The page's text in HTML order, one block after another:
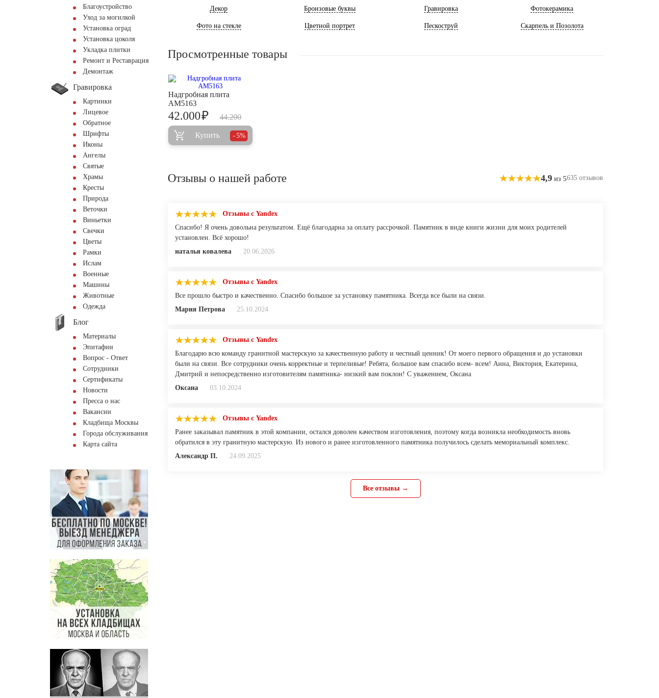
Благоустройство
Уход за могилкой
Установка оград
Установка цоколя
Укладка плитки
Ремонт и Реставрация
Демонтаж
Гравировка
Картинки
Лицевое
Обратное
Шрифты
Иконы
Ангелы
Святые
Храмы
Кресты
Природа
Веточки
Виньетки
Свечки
Цветы
Рамки
Ислам
Военные
Машины
Животные
Одежда
Блог
Материалы
Эпитафии
Вопрос - Ответ
Сотрудники
Сертификаты
Новости
Пресса о нас
Вакансии
Кладбища Москвы
Города обслуживания
Карта сайта
Декор Бронзовые буквы Гравировка Фотокерамика
Фото на стекле Цветной портрет Пескоструй Скарпель и Позолота
Просмотренные товары
Надгробная плита
AM5163
44.200
42.000₽
Купить 5%
Отзывы о нашей работе 4,9 из 5635 отзывов
Отзывы с Yandex
Спасибо! Я очень довольна результатом. Ещё благодарна за оплату рассрочкой. Памятник в виде книги жизни для моих родителей
установлен. Всё хорошо!
наталья ковалева
20.06.2026
Отзывы с Yandex
Все прошло быстро и качественно. Спасибо большое за установку памятника. Всегда все были на связи.
Мария Петрова
25.10.2024
Отзывы с Yandex
Благодарю всю команду гранитной мастерскую за качественную работу и честный ценник! От моего первого обращения и до установки
были на связи. Все сотрудники очень корректные и терпеливые! Ребята, большое вам спасибо всем- всем! Анна, Виктория, Екатерина,
Дмитрий и непосредственно изготовителям памятника- низкий вам поклон! С уважением, Оксана
Оксана
03.10.2024
Отзывы с Yandex
Ранее заказывал памятник в этой компании, остался доволен качеством изготовления, поэтому когда возникла необходимость вновь
обратился в эту гранитную мастерскую. Из нового и ранее изготовленного памятника получилось сделать мемориальный комплекс.
Александр П.
24.09.2025
Все отзывы →